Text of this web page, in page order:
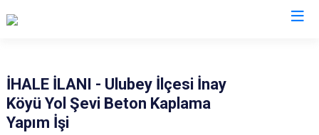
İHALE İLANI - Ulubey İlçesi İnay
Köyü Yol Şevi Beton Kaplama
Yapım İşi